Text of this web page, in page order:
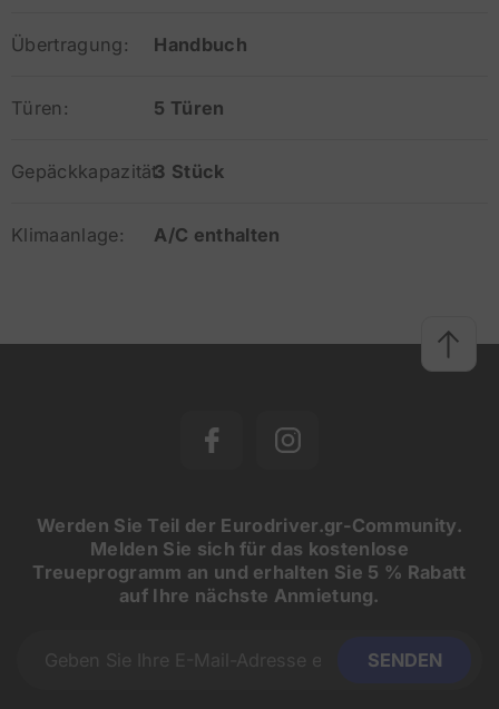
Übertragung: Handbuch
Türen: 5 Türen
Gepäckkapazität:3 Stück
Klimaanlage: A/C enthalten
Werden Sie Teil der Eurodriver.gr-Community.
Melden Sie sich für das kostenlose
Treueprogramm an und erhalten Sie 5 % Rabatt
auf Ihre nächste Anmietung.